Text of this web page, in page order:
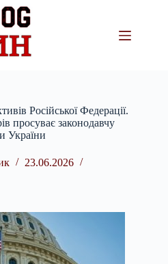
Російської Федерації.
просуває законодавчу
України
23.06.2026